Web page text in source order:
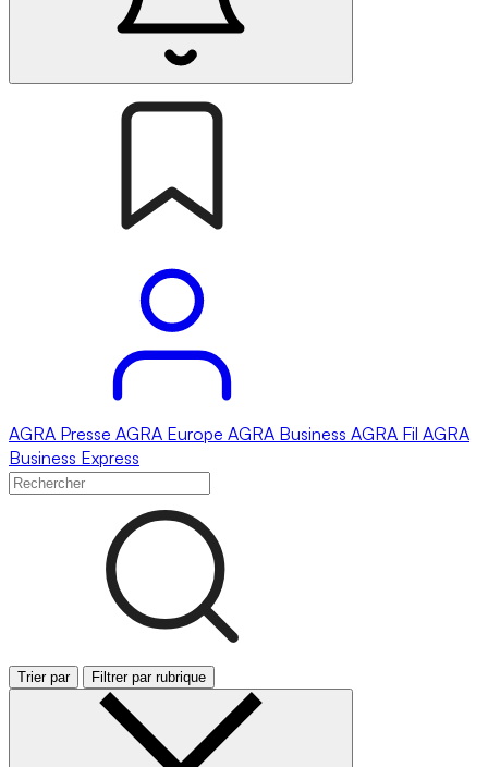
AGRA Presse AGRA Europe AGRA Business AGRA Fil AGRA
Business Express
Trier par Filtrer par rubrique